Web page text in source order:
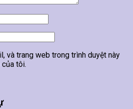
và trang web trong trình duyệt này
tôi.